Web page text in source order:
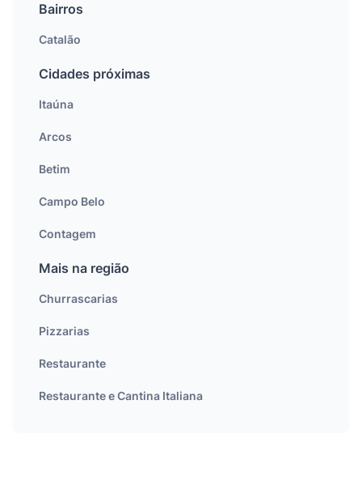
Bairros
Catalão
Cidades próximas
Itaúna
Arcos
Betim
Campo Belo
Contagem
Mais na região
Churrascarias
Pizzarias
Restaurante
Restaurante e Cantina Italiana